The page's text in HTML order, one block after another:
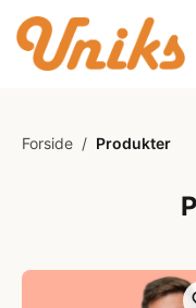
Forside / Produkter